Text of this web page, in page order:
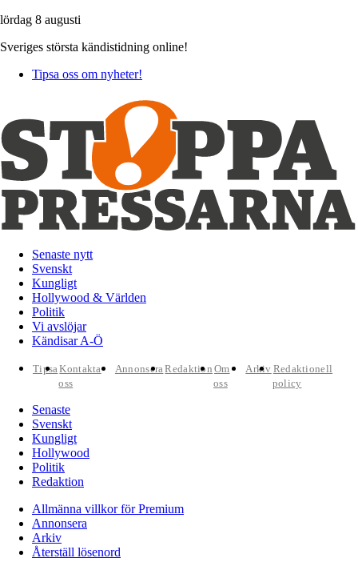
lördag 8 augusti
Sveriges största kändistidning online!
Tipsa oss om nyheter!
Senaste nytt
Svenskt
Kungligt
Hollywood & Världen
Politik
Vi avslöjar
Kändisar A-Ö
TipsaKontakta
oss
AnnonseraRedaktion Om
oss
Arkiv Redaktionell
policy
Senaste
Svenskt
Kungligt
Hollywood
Politik
Redaktion
Allmänna villkor för Premium
Annonsera
Arkiv
Återställ lösenord